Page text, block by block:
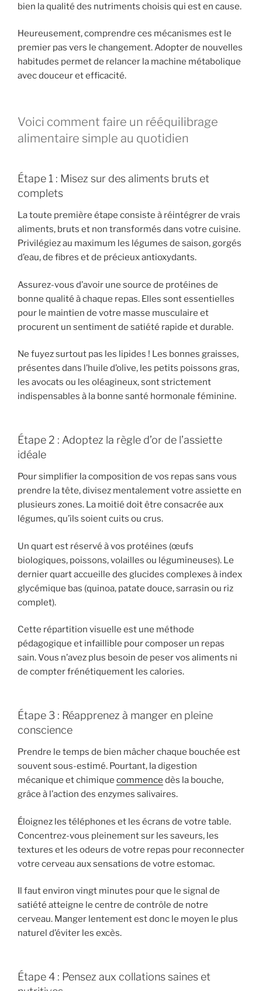
bien la qualité des nutriments choisis qui est en cause.
Heureusement, comprendre ces mécanismes est le
premier pas vers le changement. Adopter de nouvelles
habitudes permet de relancer la machine métabolique
avec douceur et efficacité.
Voici comment faire un rééquilibrage
alimentaire simple au quotidien
Étape 1 : Misez sur des aliments bruts et
complets
La toute première étape consiste à réintégrer de vrais
aliments, bruts et non transformés dans votre cuisine.
Privilégiez au maximum les légumes de saison, gorgés
d’eau, de fibres et de précieux antioxydants.
Assurez-vous d’avoir une source de protéines de
bonne qualité à chaque repas. Elles sont essentielles
pour le maintien de votre masse musculaire et
procurent un sentiment de satiété rapide et durable.
Ne fuyez surtout pas les lipides ! Les bonnes graisses,
présentes dans l’huile d’olive, les petits poissons gras,
les avocats ou les oléagineux, sont strictement
indispensables à la bonne santé hormonale féminine.
Étape 2 : Adoptez la règle d’or de l’assiette
idéale
Pour simplifier la composition de vos repas sans vous
prendre la tête, divisez mentalement votre assiette en
plusieurs zones. La moitié doit être consacrée aux
légumes, qu’ils soient cuits ou crus.
Un quart est réservé à vos protéines (œufs
biologiques, poissons, volailles ou légumineuses). Le
dernier quart accueille des glucides complexes à index
glycémique bas (quinoa, patate douce, sarrasin ou riz
complet).
Cette répartition visuelle est une méthode
pédagogique et infaillible pour composer un repas
sain. Vous n’avez plus besoin de peser vos aliments ni
de compter frénétiquement les calories.
Étape 3 : Réapprenez à manger en pleine
conscience
Prendre le temps de bien mâcher chaque bouchée est
souvent sous-estimé. Pourtant, la digestion
mécanique et chimique commence dès la bouche,
grâce à l’action des enzymes salivaires.
Éloignez les téléphones et les écrans de votre table.
Concentrez-vous pleinement sur les saveurs, les
textures et les odeurs de votre repas pour reconnecter
votre cerveau aux sensations de votre estomac.
Il faut environ vingt minutes pour que le signal de
satiété atteigne le centre de contrôle de notre
cerveau. Manger lentement est donc le moyen le plus
naturel d’éviter les excès.
Étape 4 : Pensez aux collations saines et